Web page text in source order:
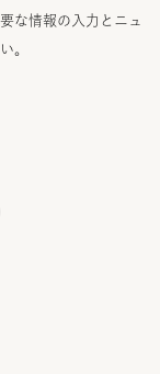
な情報の入力とニュ
。